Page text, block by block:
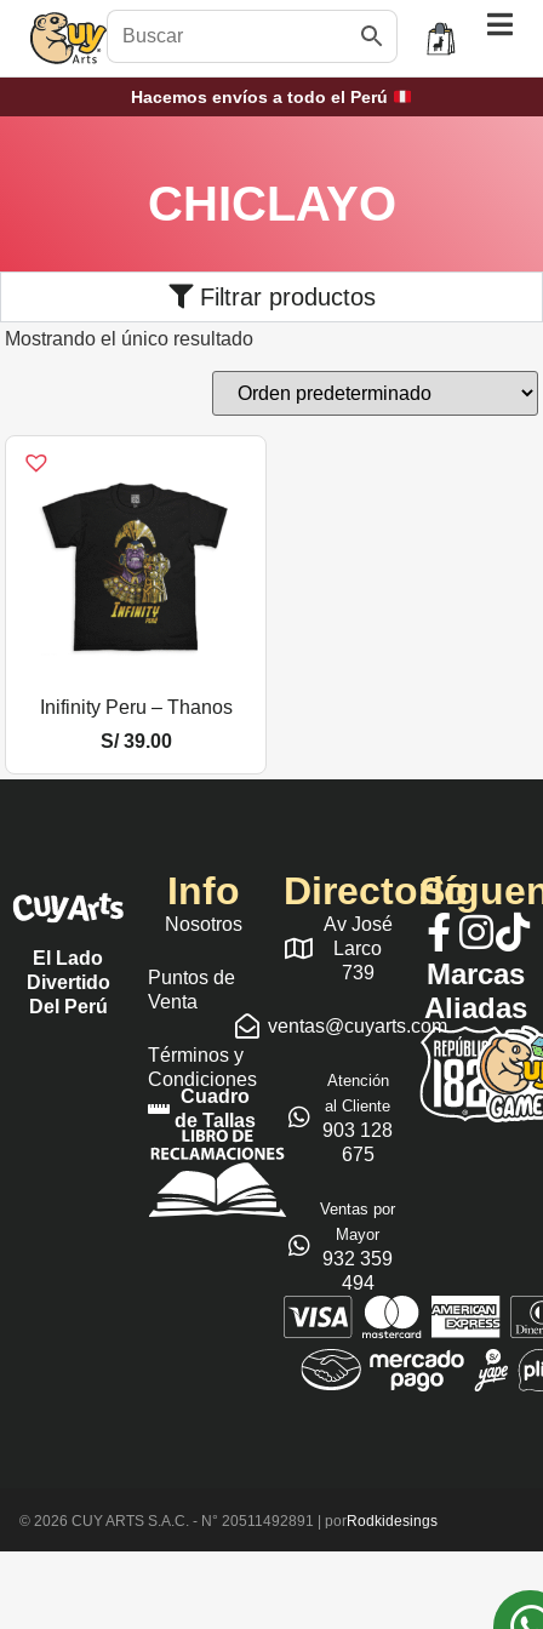
Hacemos envíos a todo el Perú
CHICLAYO
Filtrar productos
Mostrando el único resultado
Inifinity Peru – Thanos
S/39.00
El Lado
Divertido
Del Perú
Info
Nosotros
Puntos de
Venta
Términos y
Condiciones
Cuadro
de Tallas
Directorio
Av José
Larco
739
ventas@cuyarts.com
Atención
al Cliente
903 128
675
Ventas por
Mayor
932 359
494
Marcas
Aliadas
© 2026 CUY ARTS S.A.C. - N° 20511492891 | porRodkidesings